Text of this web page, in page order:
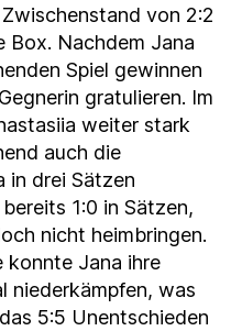
von 2:2
Box. Nachdem Jana
Spiel gewinnen
gratulieren. Im
weiter stark
auch die
in drei Sätzen
1:0 in Sätzen,
nicht heimbringen.
konnte Jana ihre
niederkämpfen, was
5:5 Unentschieden